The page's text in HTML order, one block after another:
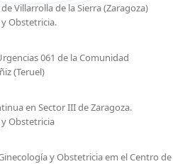
Villarrolla de la Sierra (Zaragoza)
Obstetricia.
061 de la Comunidad
(Teruel)
en Sector III de Zaragoza.
y Obstetricia
y Obstetricia em el Centro de